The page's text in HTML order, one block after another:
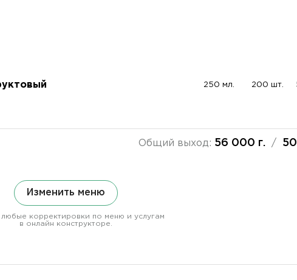
250 мл. 200 шт.
Общий выход: 56 000 г./
Изменить меню
любые корректировки по меню и услугам
в онлайн конструкторе.